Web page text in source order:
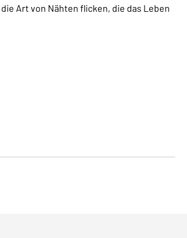
Art von Nähten flicken, die das Leben